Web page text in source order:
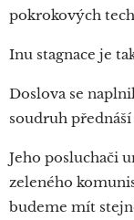
pokrokových
Inu stagnace je
Doslova se
soudruh
Jeho posluchači
zeleného
budeme mít